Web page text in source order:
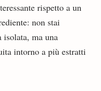
rispetto a un
non stai
isolata, ma una
intorno a più estratti